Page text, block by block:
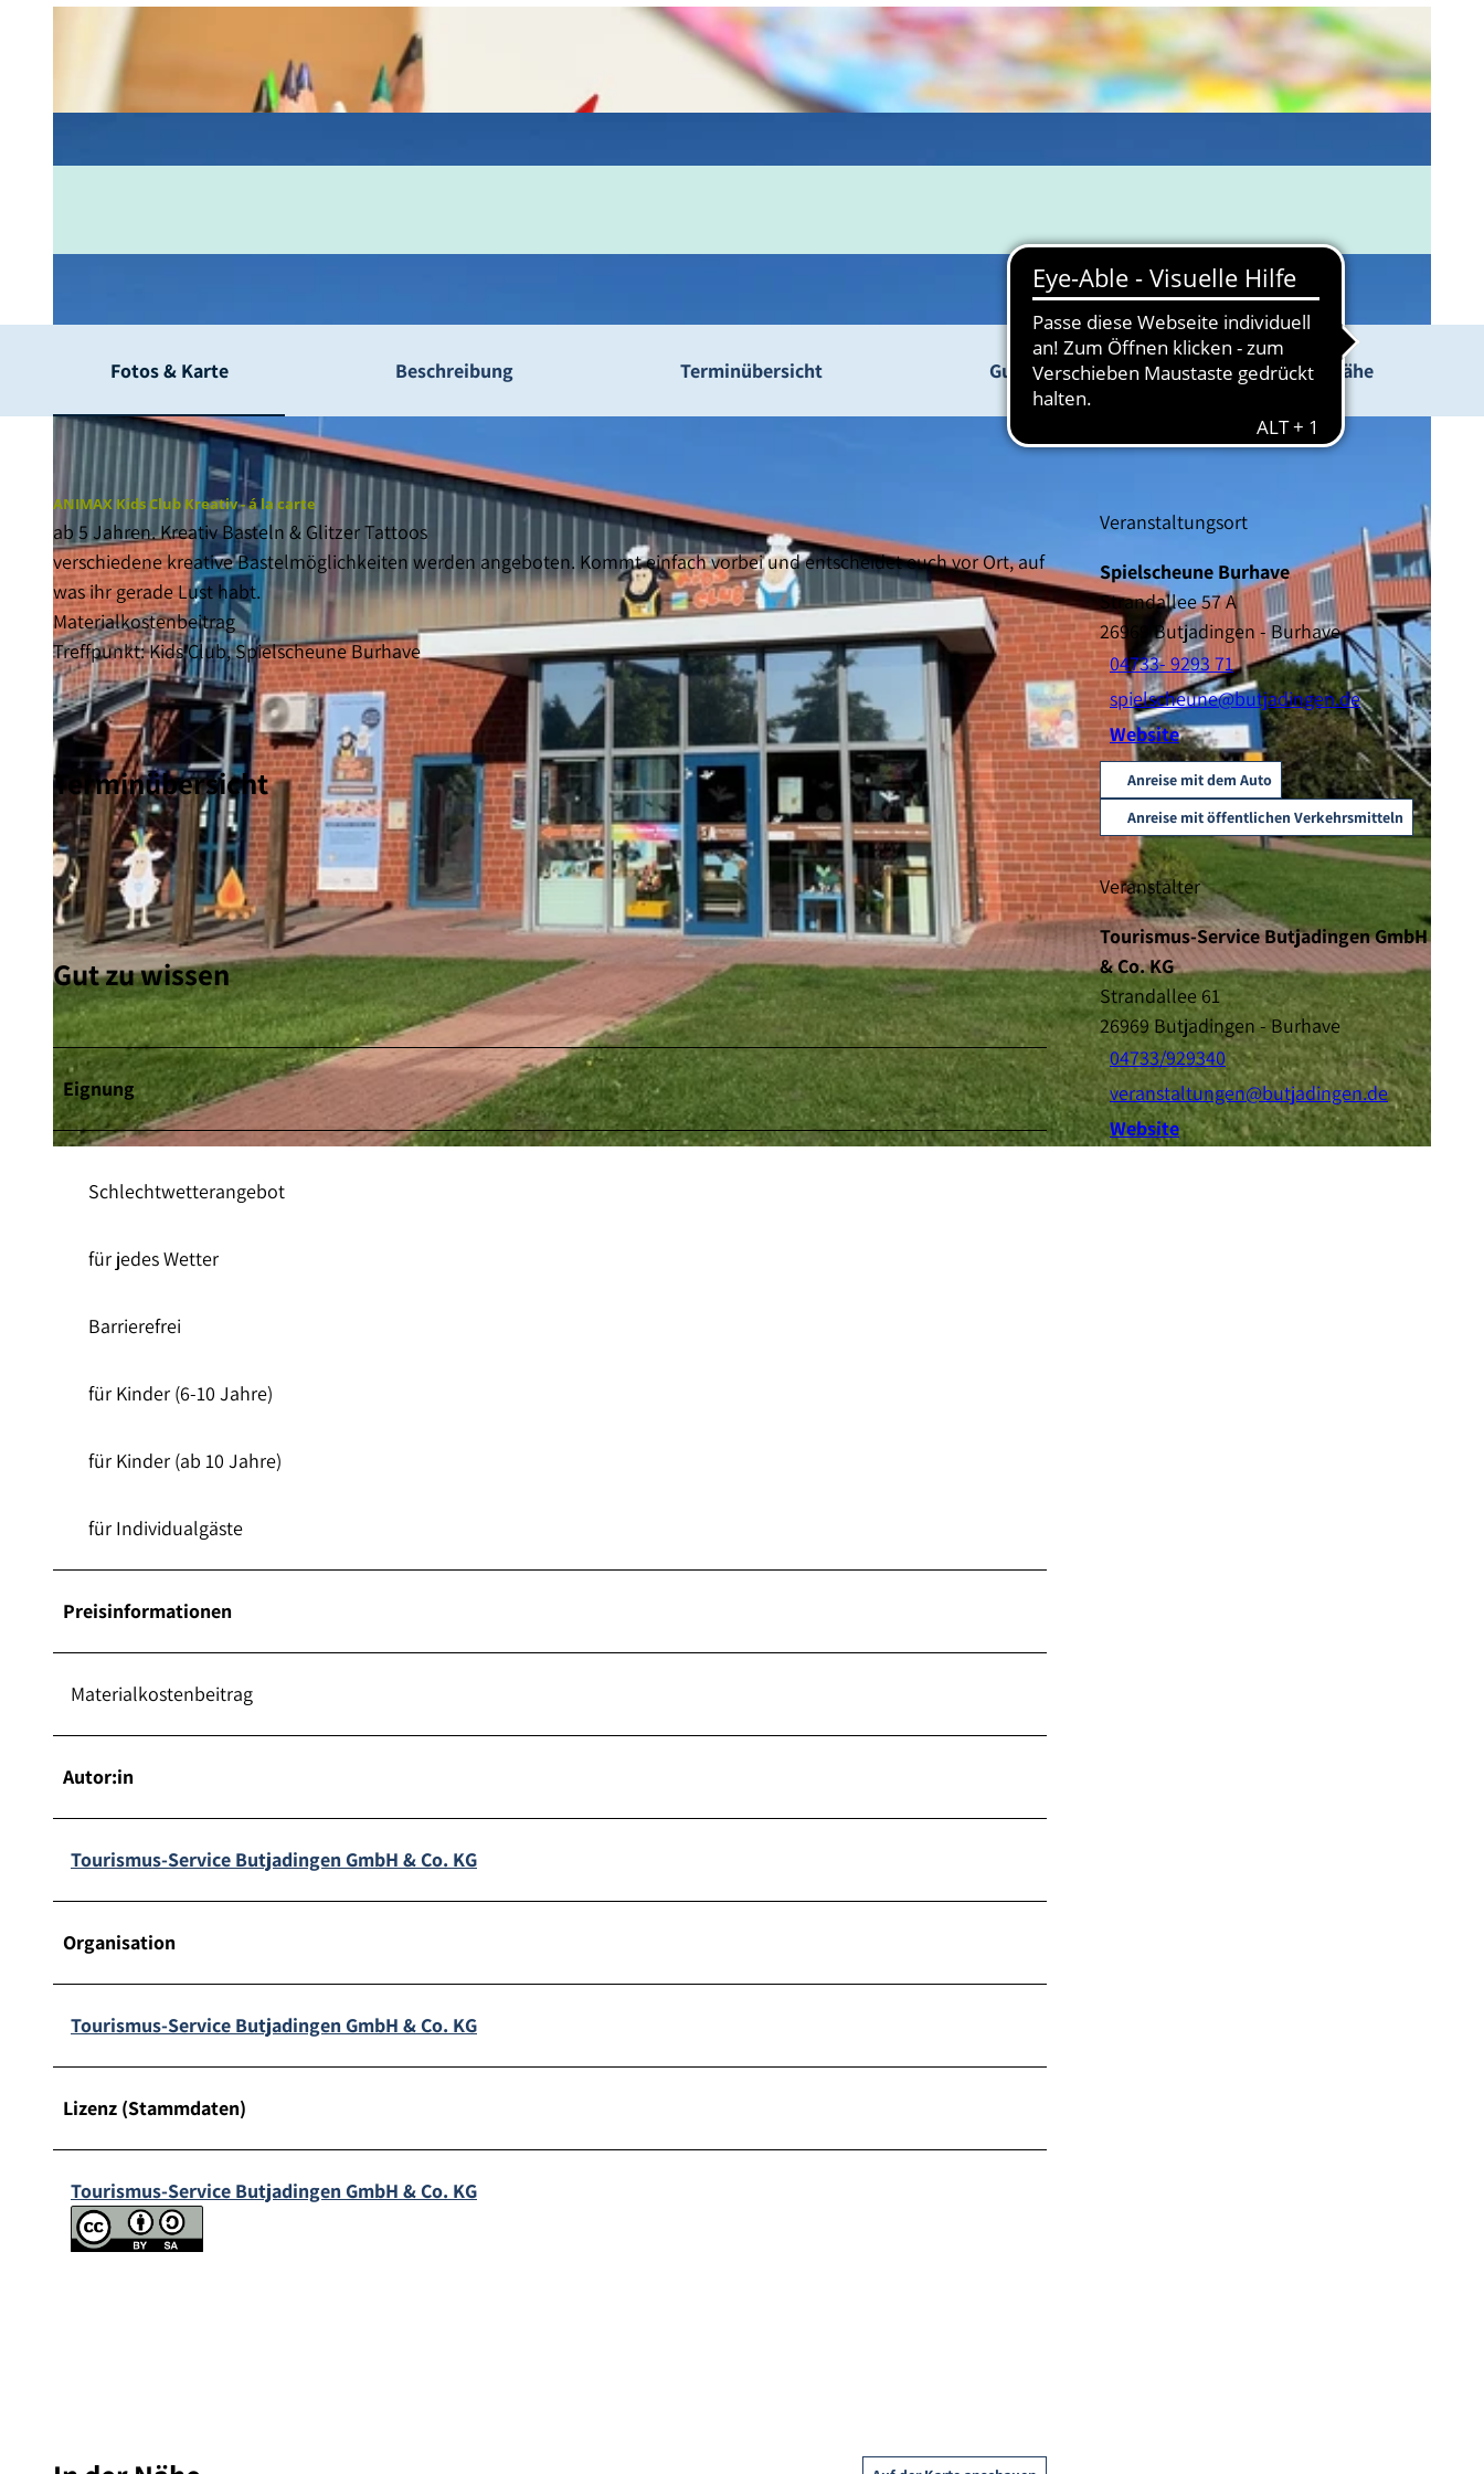
© pixabay |CC-BY-SA
Fotos & Karte Beschreibung Terminübersicht Gut zu wissen In der Nähe
ANIMAX Kids Club Kreativ - á la carte
ab 5 Jahren. Kreativ Basteln & Glitzer Tattoos
verschiedene kreative Bastelmöglichkeiten werden angeboten. Kommt einfach vorbei und entscheidet euch vor Ort, auf
was ihr gerade Lust habt.
Materialkostenbeitrag
Treffpunkt: Kids Club, Spielscheune Burhave
Terminübersicht
Gut zu wissen
Eignung
Schlechtwetterangebot
für jedes Wetter
Barrierefrei
für Kinder (6-10 Jahre)
für Kinder (ab 10 Jahre)
für Individualgäste
Preisinformationen
Materialkostenbeitrag
Autor:in
Tourismus-Service Butjadingen GmbH & Co. KG
Organisation
Tourismus-Service Butjadingen GmbH & Co. KG
Lizenz (Stammdaten)
Tourismus-Service Butjadingen GmbH & Co. KG
Veranstaltungsort
Spielscheune Burhave
Strandallee 57 A
26969Butjadingen - Burhave
04733- 9293 71
spielscheune@butjadingen.de
Website
Anreise mit dem Auto
Anreise mit öffentlichen Verkehrsmitteln
Veranstalter
Tourismus-Service Butjadingen GmbH
& Co. KG
Strandallee 61
26969Butjadingen - Burhave
04733/929340
veranstaltungen@butjadingen.de
Website